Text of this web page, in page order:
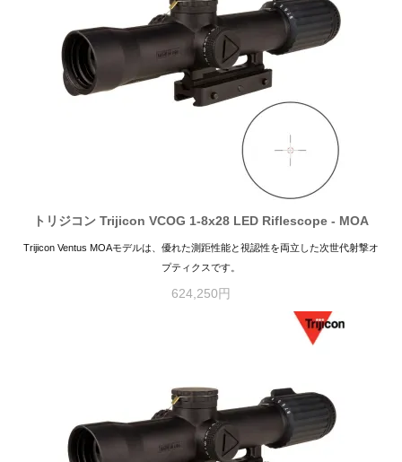
トリジコン Trijicon VCOG 1-8x28 LED Riflescope - MOA
Trijicon Ventus MOAモデルは、優れた測距性能と視認性を両立した次世代射撃オ
プティクスです。
624,250円